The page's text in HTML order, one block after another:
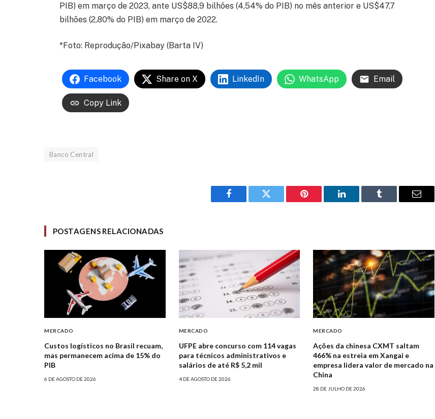
PIB) em março de 2023, ante US$88,9 bilhões (4,54% do PIB) no mês anterior e US$47,7
bilhões (2,80% do PIB) em março de 2022.
*Foto: Reprodução/Pixabay (Barta IV)
Facebook Share on X LinkedIn WhatsApp Email
Copy Link
Banco Central
Facebook Twitter Pinterest LinkedIn Tumblr Email
POSTAGENS RELACIONADAS
MERCADO
Custos logísticos no Brasil recuam,
mas permanecem acima de 15% do
PIB
6 DE AGOSTO DE 2026
MERCADO
UFPE abre concurso com 114 vagas
para técnicos administrativos e
salários de até R$ 5,2 mil
4 DE AGOSTO DE 2026
MERCADO
Ações da chinesa CXMT saltam
466% na estreia em Xangai e
empresa lidera valor de mercado na
China
28 DE JULHO DE 2026